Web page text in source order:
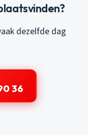
dezelfde dag
36